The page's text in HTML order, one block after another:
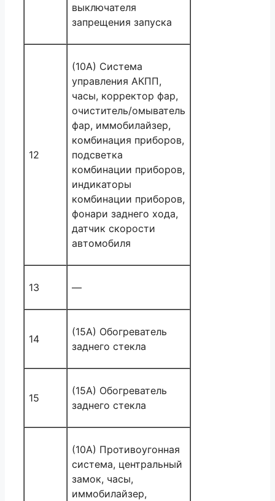
выключателя
запрещения запуска
12
(10A) Система
управления АКПП,
часы, корректор фар,
очиститель/омыватель
фар, иммобилайзер,
комбинация приборов,
подсветка
комбинации приборов,
индикаторы
комбинации приборов,
фонари заднего хода,
датчик скорости
автомобиля
13 —
14
(15A) Обогреватель
заднего стекла
15
(15A) Обогреватель
заднего стекла
(10A) Противоугонная
система, центральный
замок, часы,
иммобилайзер,